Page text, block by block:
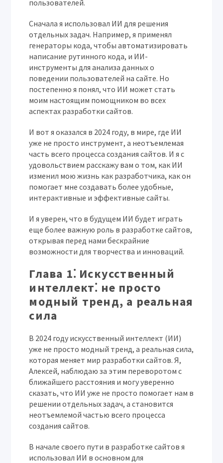
пользователей.
Сначала я использовал ИИ для решения
отдельных задач. Например, я применял
генераторы кода, чтобы автоматизировать
написание рутинного кода, и ИИ-
инструменты для анализа данных о
поведении пользователей на сайте. Но
постепенно я понял, что ИИ может стать
моим настоящим помощником во всех
аспектах разработки сайтов.
И вот я оказался в 2024 году, в мире, где ИИ
уже не просто инструмент, а неотъемлемая
часть всего процесса создания сайтов. И я с
удовольствием расскажу вам о том, как ИИ
изменил мою жизнь как разработчика, как он
помогает мне создавать более удобные,
интерактивные и эффективные сайты.
И я уверен, что в будущем ИИ будет играть
еще более важную роль в разработке сайтов,
открывая перед нами бескрайние
возможности для творчества и инноваций.
Глава 1⁚ Искусственный
интеллект⁚ не просто
модный тренд, а реальная
сила
В 2024 году искусственный интеллект (ИИ)
уже не просто модный тренд, а реальная сила,
которая меняет мир разработки сайтов. Я,
Алексей, наблюдаю за этим переворотом с
ближайшего расстояния и могу уверенно
сказать, что ИИ уже не просто помогает нам в
решении отдельных задач, а становится
неотъемлемой частью всего процесса
создания сайтов.
В начале своего пути в разработке сайтов я
использовал ИИ в основном для